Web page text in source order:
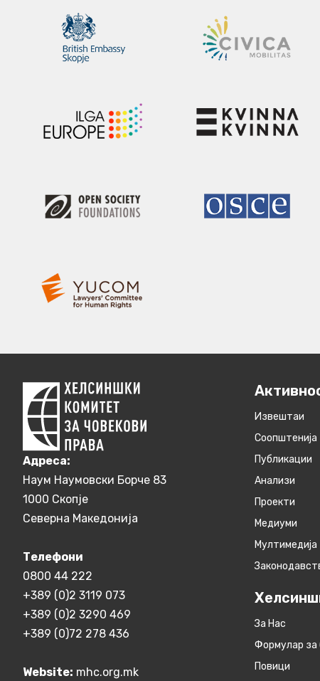
Aдреса:
Наум Наумовски Борче 83
1000 Скопје
Северна Македонија
Телефони
0800 44 222
+389 (0)2 3119 073
+389 (0)2 3290 469
+389 (0)72 278 436
Website: mhc.org.mk
Извештаи
Соопштенија
Публикации
Анализи
Проекти
Медиуми
Мултимедија
За Нас
Формулар за
Повици